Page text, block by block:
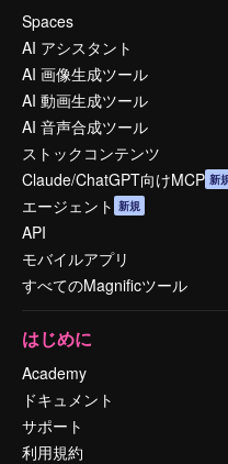
Spaces
AI アシスタント
AI 画像生成ツール
AI 動画生成ツール
AI 音声合成ツール
ストックコンテンツ
Claude/ChatGPT向けMCP 新
エージェント 新規
API
モバイルアプリ
すべてのMagnificツール
はじめに
Academy
ドキュメント
サポート
利用規約